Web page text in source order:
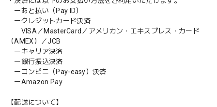
ーあと払い（Pay ID）
ークレジットカード決済
VISA／MasterCard／アメリカン・エキスプレス・カード
（AMEX）／JCB
ーキャリア決済
ー銀行振込決済
ーコンビニ（Pay-easy）決済
ーAmazon Pay
【配送について】